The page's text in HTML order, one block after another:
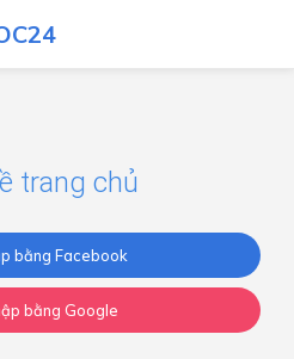
trang chủ
bằng Facebook
bằng Google